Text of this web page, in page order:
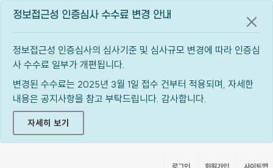
정보접근성 인증심사 수수료 변경 안내
정보접근성 인증심사의 심사기준 및 심사규모 변경에 따라 인증심
사 수수료 일부가 개편됩니다.
변경된 수수료는 2025년 3월 1일 접수 건부터 적용되며, 자세한
내용은 공지사항을 참고 부탁드립니다. 감사합니다.
자세히 보기
공지